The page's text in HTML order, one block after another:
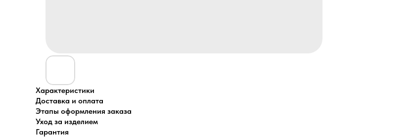
Характеристики
Доставка и оплата
Этапы оформления заказа
Уход за изделием
Гарантия